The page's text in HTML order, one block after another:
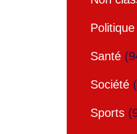
Politique
Santé
Société
Sports